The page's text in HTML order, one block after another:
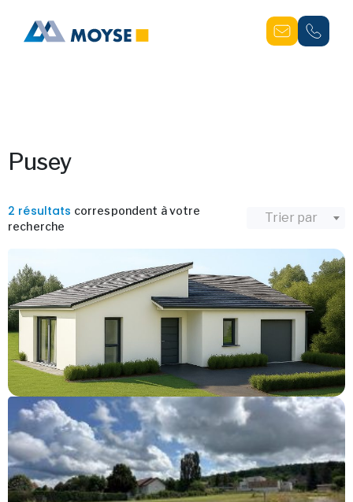
Pusey
2 résultats correspondent à votre
recherche
Trier par
Pusey279 000 €